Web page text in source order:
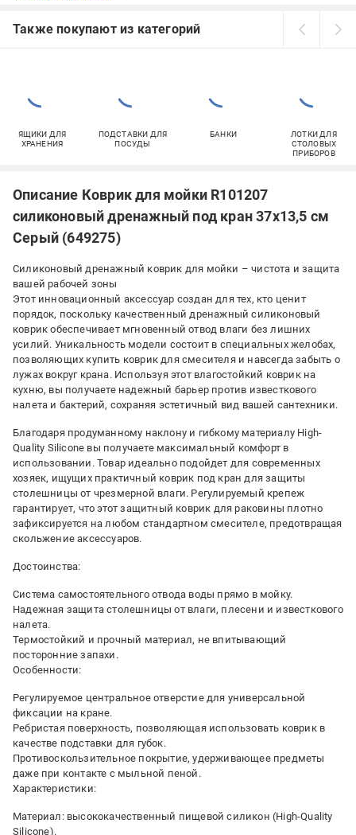
Также покупают из категорий
ЯЩИКИ ДЛЯ
ХРАНЕНИЯ
ПОДСТАВКИ ДЛЯ
ПОСУДЫ
БАНКИ
ЛОТКИ ДЛЯ
СТОЛОВЫХ
ПРИБОРОВ
Описание Коврик для мойки R101207
силиконовый дренажный под кран 37х13,5 см
Серый (649275)
Силиконовый дренажный коврик для мойки – чистота и защита
вашей рабочей зоны
Этот инновационный аксессуар создан для тех, кто ценит
порядок, поскольку качественный дренажный силиконовый
коврик обеспечивает мгновенный отвод влаги без лишних
усилий. Уникальность модели состоит в специальных желобах,
позволяющих купить коврик для смесителя и навсегда забыть о
лужах вокруг крана. Используя этот влагостойкий коврик на
кухню, вы получаете надежный барьер против известкового
налета и бактерий, сохраняя эстетичный вид вашей сантехники.
Благодаря продуманному наклону и гибкому материалу High-
Quality Silicone вы получаете максимальный комфорт в
использовании. Товар идеально подойдет для современных
хозяек, ищущих практичный коврик под кран для защиты
столешницы от чрезмерной влаги. Регулируемый крепеж
гарантирует, что этот защитный коврик для раковины плотно
зафиксируется на любом стандартном смесителе, предотвращая
скольжение аксессуаров.
Достоинства:
Система самостоятельного отвода воды прямо в мойку.
Надежная защита столешницы от влаги, плесени и известкового
налета.
Термостойкий и прочный материал, не впитывающий
посторонние запахи.
Особенности:
Регулируемое центральное отверстие для универсальной
фиксации на кране.
Ребристая поверхность, позволяющая использовать коврик в
качестве подставки для губок.
Противоскользительное покрытие, удерживающее предметы
даже при контакте с мыльной пеной.
Характеристики:
Материал: высококачественный пищевой силикон (High-Quality
Silicone).